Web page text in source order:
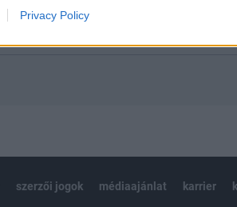
Privacy Policy
szerzői jogok médiaajánlat karrier